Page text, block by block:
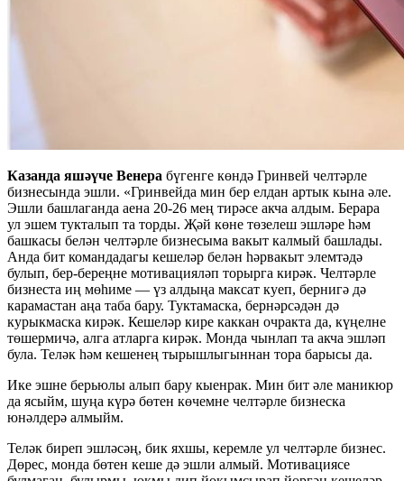
Казанда яшәүче Венера бүгенге көндә Гринвей челтәрле
бизнесында эшли. «Гринвейда мин бер елдан артык кына әле.
Эшли башлаганда аена 20-26 мең тирәсе акча алдым. Берара
ул эшем тукталып та торды. Җәй көне төзелеш эшләре һәм
башкасы белән челтәрле бизнесыма вакыт калмый башлады.
Анда бит командадагы кешеләр белән һәрвакыт элемтәдә
булып, бер-береңне мотивацияләп торырга кирәк. Челтәрле
бизнеста иң мөһиме — үз алдыңа максат куеп, бернигә дә
карамастан аңа таба бару. Туктамаска, бернәрсәдән дә
курыкмаска кирәк. Кешеләр кире каккан очракта да, күңелне
төшермичә, алга атларга кирәк. Монда чынлап та акча эшләп
була. Теләк һәм кешенең тырышлыгыннан тора барысы да.
Ике эшне берьюлы алып бару кыенрак. Мин бит әле маникюр
да ясыйм, шуңа күрә бөтен көчемне челтәрле бизнеска
юнәлдерә алмыйм.
Теләк биреп эшләсәң, бик яхшы, керемле ул челтәрле бизнес.
Дөрес, монда бөтен кеше дә эшли алмый. Мотивациясе